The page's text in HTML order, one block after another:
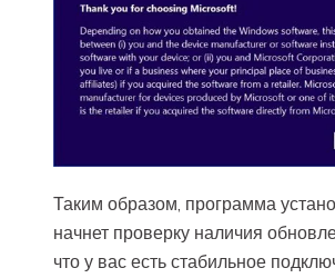
Таким образом, программа
начнет проверку наличия
что у вас есть стабильное